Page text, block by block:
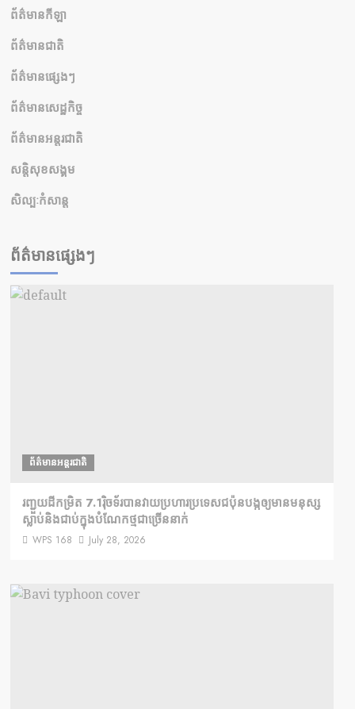
ព័ត៌មានកីឡា
ព័ត៌មានជាតិ
ព័ត៌មានផ្សេងៗ
ព័ត៌មានសេដ្ឋកិច្ច
ព័ត៌មានអន្តរជាតិ
សន្តិសុខសង្គម
សិល្បៈកំសាន្ត
ព័ត៌មានផ្សេងៗ
ព័ត៌មានអន្តរជាតិ
រញ្ជួយដីកម្រិត​ 7.1រ៉ិចទ័របានវាយប្រហារប្រទេសជប៉ុនបង្កឲ្យមានមនុស្ស
ស្លាប់​និង​ជាប់ក្នុងបំណែកថ្មជាច្រើននាក់
WPS 168 July 28, 2026